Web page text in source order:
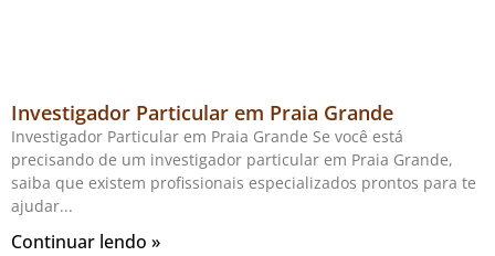
Investigador Particular em Praia Grande
Investigador Particular em Praia Grande Se você está
precisando de um investigador particular em Praia Grande,
saiba que existem profissionais especializados prontos para te
ajudar
Continuar lendo »